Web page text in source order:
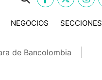
NEGOCIOS SECCIONES
de Bancolombia